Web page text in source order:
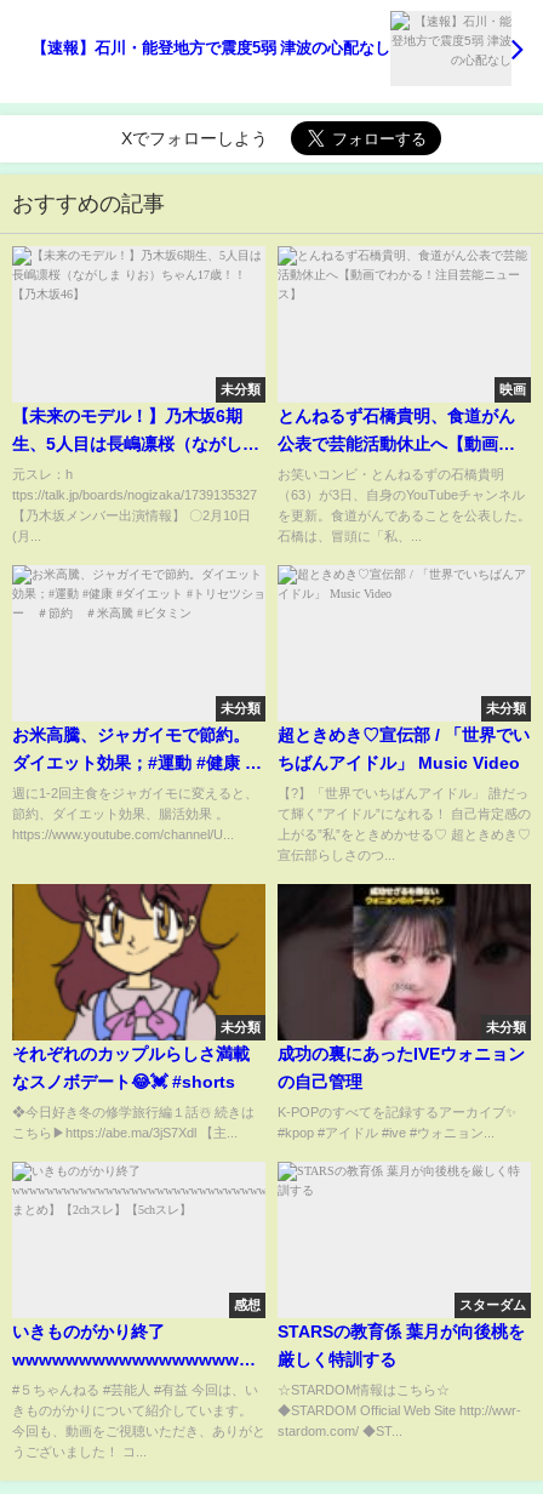
【速報】石川・能登地方で震度5弱 津波の心配なし
Xでフォローしよう
おすすめの記事
未分類
【未来のモデル！】乃木坂6期
生、5人目は長嶋凛桜（ながしま
りお）ちゃん17歳！！【乃木坂
46】
元スレ：h
ttps://talk.jp/boards/nogizaka/1739135327
【乃木坂メンバー出演情報】 〇2月10日
(月...
映画
とんねるず石橋貴明、食道がん
公表で芸能活動休止へ【動画で
わかる！注目芸能ニュース】
お笑いコンビ・とんねるずの石橋貴明
（63）が3日、自身のYouTubeチャンネル
を更新。食道がんであることを公表した。
石橋は、冒頭に「私、...
未分類
お米高騰、ジャガイモで節約。
ダイエット効果；#運動 #健康 #
ダイエット #トリセツショー ＃
節約 ＃米高騰 #ビタミン
週に1-2回主食をジャガイモに変えると、
節約、ダイエット効果、腸活効果 。
https://www.youtube.com/channel/U...
未分類
超ときめき♡宣伝部 / 「世界でい
ちばんアイドル」 Music Video
【?】「世界でいちばんアイドル」 誰だっ
て輝く”アイドル”になれる！ 自己肯定感の
上がる”私”をときめかせる♡ 超ときめき♡
宣伝部らしさのつ...
未分類
それぞれのカップルらしさ満載
なスノボデート😂💓 #shorts
❖今日好き冬の修学旅行編１話☃️ 続きは
こちら▶https://abe.ma/3jS7Xdl 【主...
未分類
成功の裏にあったIVEウォニョン
の自己管理
K-POPのすべてを記録するアーカイブ✨
#kpop #アイドル #ive #ウォニョン...
感想
いきものがかり終了
まとめ】【2chスレ】【5chス
レ】
#５ちゃんねる #芸能人 #有益 今回は、い
きものがかりについて紹介しています。
今回も、動画をご視聴いただき、ありがと
うございました！ コ...
スターダム
STARSの教育係 葉月が向後桃を
厳しく特訓する
☆STARDOM情報はこちら☆
◆STARDOM Official Web Site http://wwr-
stardom.com/ ◆ST...